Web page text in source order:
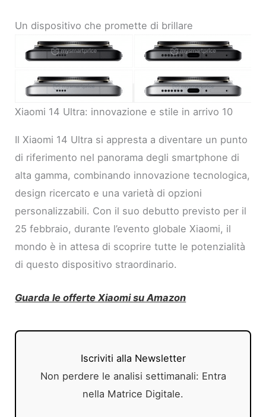
Un dispositivo che promette di brillare
Xiaomi 14 Ultra: innovazione e stile in arrivo 10
Il Xiaomi 14 Ultra si appresta a diventare un punto
di riferimento nel panorama degli smartphone di
alta gamma, combinando innovazione tecnologica,
design ricercato e una varietà di opzioni
personalizzabili. Con il suo debutto previsto per il
25 febbraio, durante l’evento globale Xiaomi, il
mondo è in attesa di scoprire tutte le potenzialità
di questo dispositivo straordinario.
Guarda le offerte Xiaomi su Amazon
Iscriviti alla Newsletter
Non perdere le analisi settimanali: Entra
nella Matrice Digitale.